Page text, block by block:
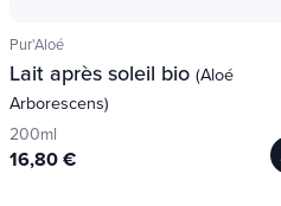
Pur'Aloé
Lait après soleil bio (Aloé
Arborescens)
200ml
16,80 €